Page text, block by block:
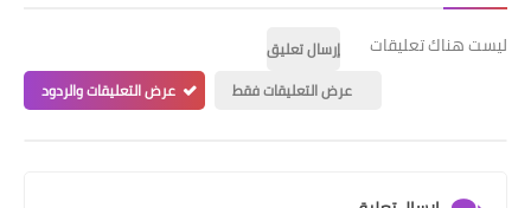
ليست هناك تعليقات
إرسال تعليق
عرض التعليقات فقط
عرض التعليقات والردود